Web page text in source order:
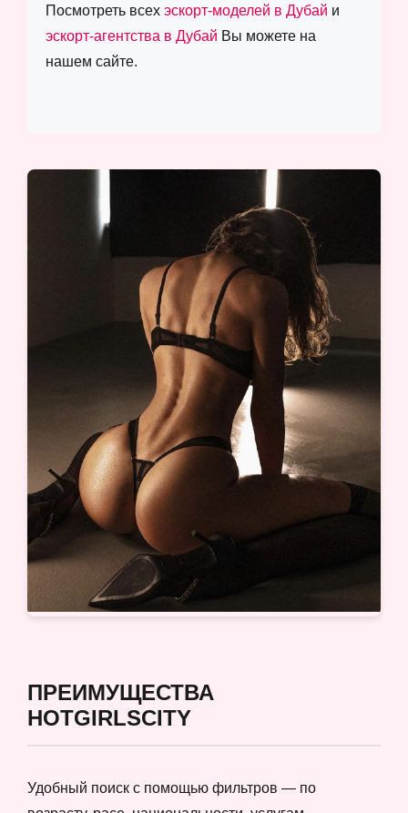
Посмотреть всех эскорт-моделей в Дубай и
эскорт-агентства в Дубай Вы можете на
нашем сайте.
ПРЕИМУЩЕСТВА
HOTGIRLSCITY
Удобный поиск с помощью фильтров — по